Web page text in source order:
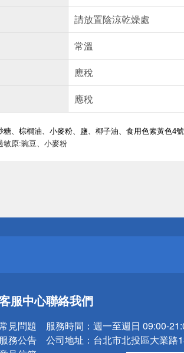
請放置陰涼乾燥處
常溫
應稅
應稅
糖、棕櫚油、小麥粉、鹽、椰子油、食用色素黃色4
敏原:豌豆、小麥粉
小心！
小心！
服中心
見問題
服務公告
聯絡我們
服務時間： 週一至週日 09:00-
公司地址： 台北市北投區大業路